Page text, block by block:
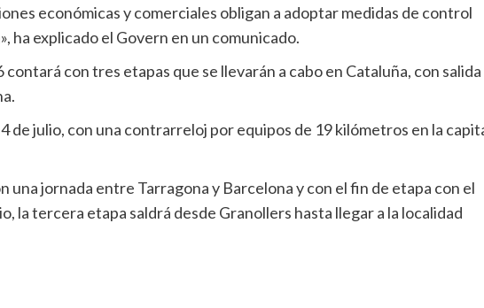
económicas y comerciales obligan a adoptar medidas de control
ha explicado el Govern en un comunicado.
con tres etapas que se llevarán a cabo en Cataluña, con salida
de julio, con una contrarreloj por equipos de 19 kilómetros en la
una jornada entre Tarragona y Barcelona y con el fin de etapa con el
la tercera etapa saldrá desde Granollers hasta llegar a la localidad